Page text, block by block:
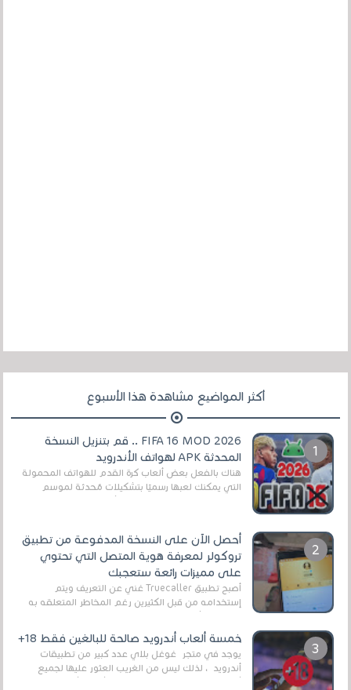
أكثر المواضيع مشاهدة هذا الأسبوع
FIFA 16 MOD 2026 .. قم بتنزيل النسخة
المحدثة APK لهواتف الأندرويد
هناك بالفعل بعض ألعاب كرة القدم للهواتف المحمولة
التي يمكنك لعبها رسميًا بتشكيلات مُحدثة لموسم
أحصل الآن على النسخة المدفوعة من تطبيق
تروكولر لمعرفة هوية المتصل التي تحتوي
على مميزات رائعة ستعجبك
أصبح تطبيق Truecaller غني عن التعريف ويتم
إستخدامه من قبل الكثيرين رغم المخاطر المتعلقه به
خمسة ألعاب أندرويد صالحة للبالغين فقط 18+
يوجد في متجر غوغل بلاي عدد كبير من تطبيقات
أندرويد ، لذلك ليس من الغريب العثور عليها لجميع